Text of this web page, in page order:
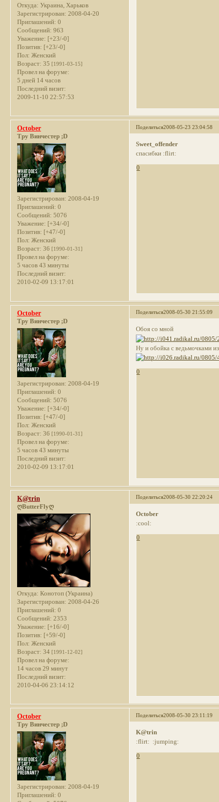
Откуда: Украина, Харьков
Зарегистрирован: 2008-04-20
Приглашений: 0
Сообщений: 963
Уважение: [+23/-0]
Позитив: [+23/-0]
Пол: Женский
Возраст: 35 [1991-03-15]
Провел на форуме:
5 дней 14 часов
Последний визит:
2009-11-10 22:57:53
Поделиться2008-05-23 23:04:58
October
Тру Винчестер ;D
Зарегистрирован: 2008-04-19
Приглашений: 0
Сообщений: 5076
Уважение: [+34/-0]
Позитив: [+47/-0]
Пол: Женский
Возраст: 36 [1990-01-31]
Провел на форуме:
5 часов 43 минуты
Последний визит:
2010-02-09 13:17:01
Sweet_offender
спасибки :flirt:
0
Поделиться2008-05-30 21:55:09
October
Тру Винчестер ;D
Зарегистрирован: 2008-04-19
Приглашений: 0
Сообщений: 5076
Уважение: [+34/-0]
Позитив: [+47/-0]
Пол: Женский
Возраст: 36 [1990-01-31]
Провел на форуме:
5 часов 43 минуты
Последний визит:
2010-02-09 13:17:01
Обоя со мной
Ну и обойка с ведьмочками
0
Поделиться2008-05-30 22:20:24
K@trin
ღButterFlyღ
Откуда: Конотоп (Украина)
Зарегистрирован: 2008-04-26
Приглашений: 0
Сообщений: 2353
Уважение: [+16/-0]
Позитив: [+59/-0]
Пол: Женский
Возраст: 34 [1991-12-02]
Провел на форуме:
14 часов 29 минут
Последний визит:
2010-04-06 23:14:12
October
:cool:
0
Поделиться2008-05-30 23:11:19
October
Тру Винчестер ;D
Зарегистрирован: 2008-04-19
Приглашений: 0
K@trin
:flirt: :jumping:
0